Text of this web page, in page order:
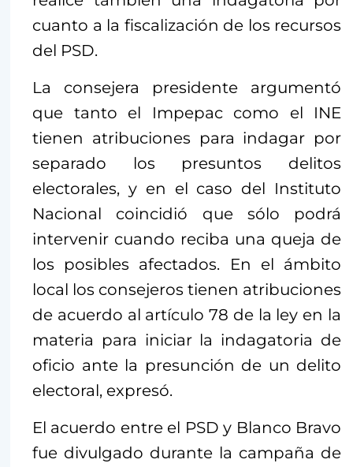
cuanto a la fiscalización de los recursos
del PSD.
La consejera presidente argumentó
que tanto el Impepac como el INE
tienen atribuciones para indagar por
separado los presuntos delitos
electorales, y en el caso del Instituto
Nacional coincidió que sólo podrá
intervenir cuando reciba una queja de
los posibles afectados. En el ámbito
local los consejeros tienen atribuciones
de acuerdo al artículo 78 de la ley en la
materia para iniciar la indagatoria de
oficio ante la presunción de un delito
electoral, expresó.
El acuerdo entre el PSD y Blanco Bravo
fue divulgado durante la campaña de